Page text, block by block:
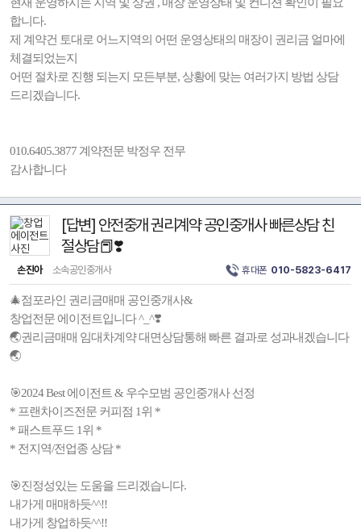
합니다.
제 계약건 토대로 어느지역의 어떤 운영상태의 매장이 권리금 얼마에
체결되었는지
어떤 절차로 진행 되는지 모든부분, 상황에 맞는 여러가지 방법 상담
드리겠습니다.
010.6405.3877 계약전문 박정우 전무
감사합니다
[답변] 안전중개 권리계약 공인중개사 빠른상담 친
절상담📕❣️
손진아 소속공인중개사 휴대폰 010-5823-6417
🎄점포라인 권리금매매 공인중개사&
창업전문 에이전트입니다 ^_^❣️
🌏권리금매매 임대차계약 대면상담통해 빠른 결과로 성과내겠습니다
🌏
🎯2024 Best 에이전트 & 우수모범 공인중개사 선정
* 프랜차이즈전문 커피점 1위 *
* 패스트푸드 1위 *
* 전지역/전업종 상담 *
🎯진정성있는 도움을 드리겠습니다.
내가게 매매하듯^^!!
내가게 창업하듯^^!!